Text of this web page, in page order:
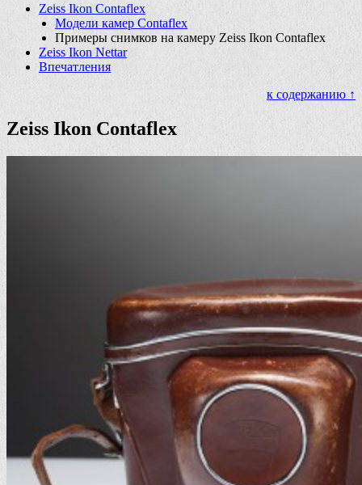
Zeiss Ikon Contaflex
Модели камер Contaflex
Примеры снимков на камеру Zeiss Ikon Contaflex
Zeiss Ikon Nettar
Впечатления
к содержанию ↑
Zeiss Ikon Contaflex